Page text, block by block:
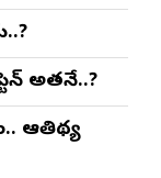
అతనే..?
ఆతిథ్య